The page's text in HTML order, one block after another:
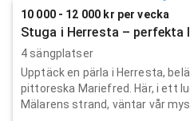
10 000 - 12 000 kr per vecka
Stuga i Herresta – perfekta
4 sängplatser
Upptäck en pärla i Herresta,
pittoreska Mariefred. Här, i ett
Mälarens strand, väntar vår